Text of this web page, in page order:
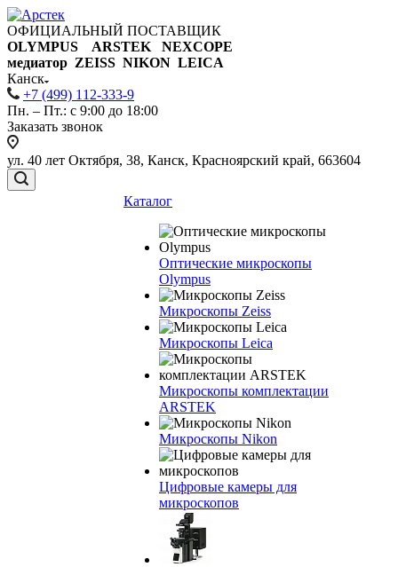
ОФИЦИАЛЬНЫЙ ПОСТАВЩИК
OLYMPUS ARSTEK NEXCOPE
медиатор ZEISS NIKON LEICA
Канск
+7 (499) 112-333-9
Пн. – Пт.: с 9:00 до 18:00
Заказать звонок
ул. 40 лет Октября, 38, Канск, Красноярский край, 663604
Каталог
Оптические микроскопы
Olympus
Микроскопы Zeiss
Микроскопы Leica
Микроскопы комплектации
ARSTEK
Микроскопы Nikon
Цифровые камеры для
микроскопов